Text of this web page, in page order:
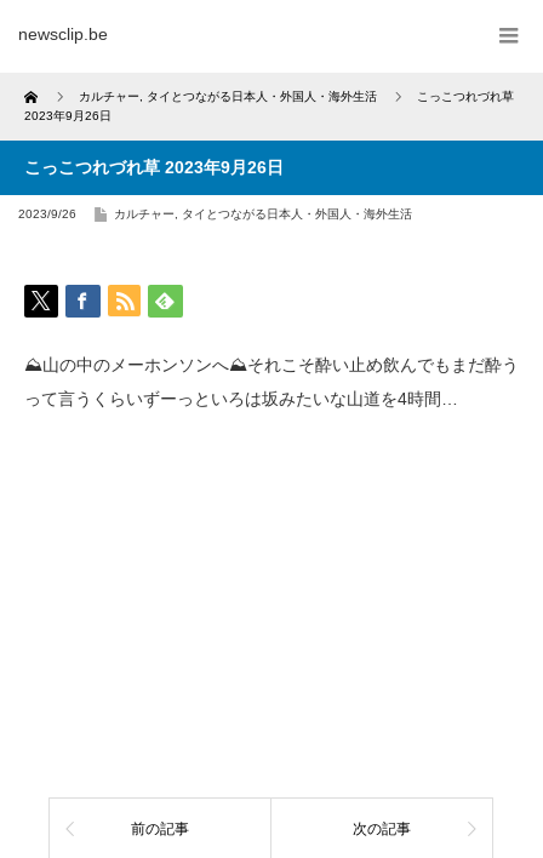
newsclip.be
Home カルチャー タイとつながる日本人・外国人・海外生活
こっこつれづれ草
2023年9月26日
こっこつれづれ草 2023年9月26日
2023/9/26 カルチャー タイとつながる日本人・外国人・海外生活
⛰山の中のメーホンソンへ⛰それこそ酔い止め飲んでもまだ酔う
って言うくらいずーっといろは坂みたいな山道を4時間…
前の記事 次の記事